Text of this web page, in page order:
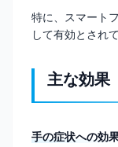
特に、スマート
して有効とされ
主な効果
手の症状への効